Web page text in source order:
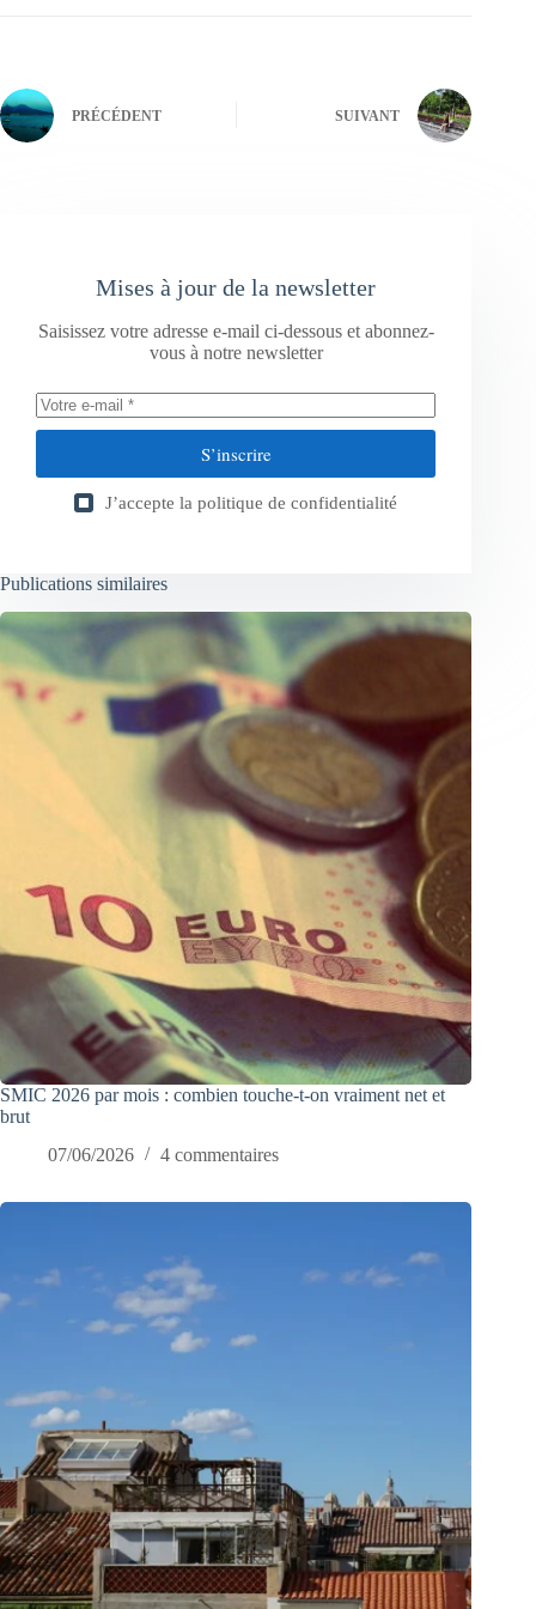
PRÉCÉDENT SUIVANT
Mises à jour de la newsletter
Saisissez votre adresse e-mail ci-dessous et abonnez-
vous à notre newsletter
S’inscrire
J’accepte la politique de confidentialité
Publications similaires
SMIC 2026 par mois : combien touche-t-on vraiment net et
brut
07/06/2026
4 commentaires